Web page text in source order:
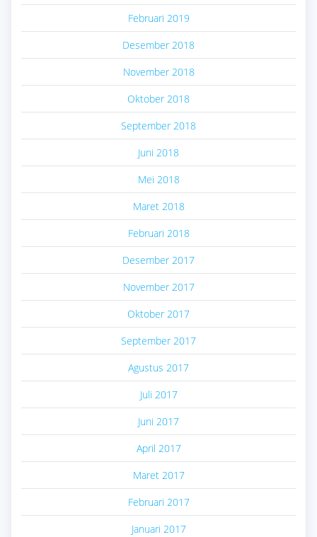
Februari 2019
Desember 2018
November 2018
Oktober 2018
September 2018
Juni 2018
Mei 2018
Maret 2018
Februari 2018
Desember 2017
November 2017
Oktober 2017
September 2017
Agustus 2017
Juli 2017
Juni 2017
April 2017
Maret 2017
Februari 2017
Januari 2017